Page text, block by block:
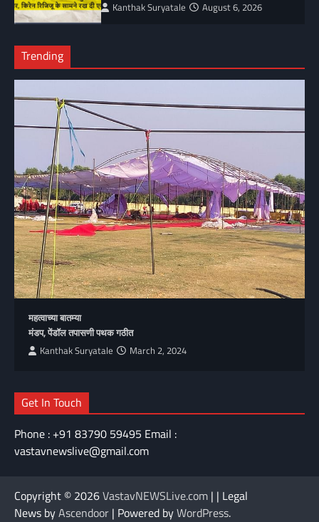
Kanthak Suryatale August 6, 2026
Trending
महत्वाच्या बातम्या
मंडप, पेंडॉल तपासणी पथक गठीत
Kanthak Suryatale March 2, 2024
Get In Touch
Phone : +91 83790 59495 Email :
vastavnewslive@gmail.com
Copyright © 2026VastavNEWSLive.com | | Legal
News byAscendoor | Powered byWordPress.